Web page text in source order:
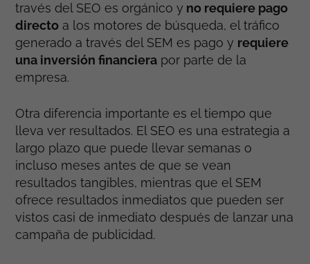
través del SEO es orgánico y no requiere pago
directo a los motores de búsqueda, el tráfico
generado a través del SEM es pago y requiere
una inversión financiera por parte de la
empresa.
Otra diferencia importante es el tiempo que
lleva ver resultados. El SEO es una estrategia a
largo plazo que puede llevar semanas o
incluso meses antes de que se vean
resultados tangibles, mientras que el SEM
ofrece resultados inmediatos que pueden ser
vistos casi de inmediato después de lanzar una
campaña de publicidad.